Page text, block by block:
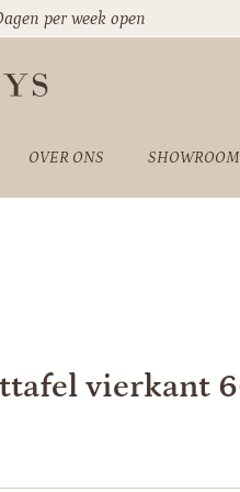
per week open
OVER ONS SHOWROOM
vierkant